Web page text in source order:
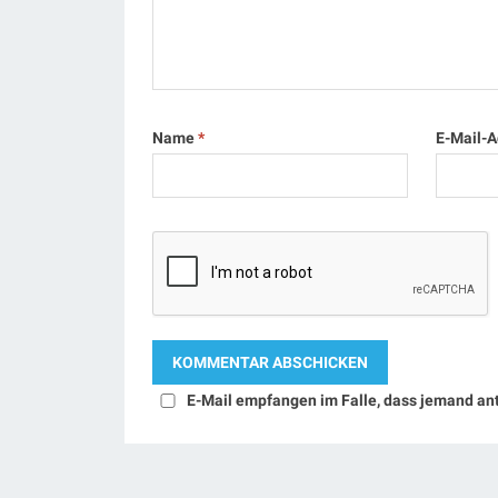
Name* E-Mail-
E-Mail empfangen im Falle, dass jemand